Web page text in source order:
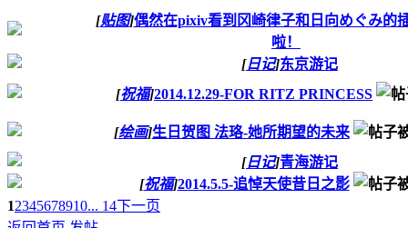
[贴图]偶然在pixiv看到冈崎律子和日向めぐみ的
啦！
[日记]东京游记
[祝福]2014.12.29-FOR RITZ PRINCESS
[绘画]生日贺图 法珞-她所期望的未来
[日记]青海游记
[祝福]2014.5.5-追悼天使昔日之影
12345678910... 14下一页